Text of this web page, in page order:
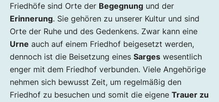
Friedhöfe sind Orte der Begegnung und der
Erinnerung. Sie gehören zu unserer Kultur und sind
Orte der Ruhe und des Gedenkens. Zwar kann eine
Urne auch auf einem Friedhof beigesetzt werden,
dennoch ist die Beisetzung eines Sarges wesentlich
enger mit dem Friedhof verbunden. Viele Angehörige
nehmen sich bewusst Zeit, um regelmäßig den
Friedhof zu besuchen und somit die eigene Trauer zu